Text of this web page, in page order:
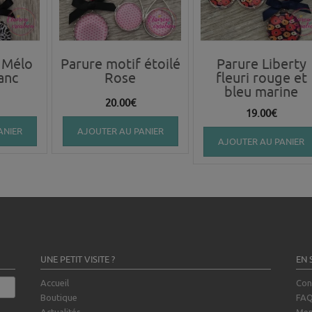
Parure motif étoilé
Rose
20.00€
AJOUTER AU PANIER
Parure Liberty
fleuri rouge et
bleu marine
19.00€
AJOUTER AU PANIER
UNE PETIT VISITE ?
Accueil
Boutique
EN
FAQ